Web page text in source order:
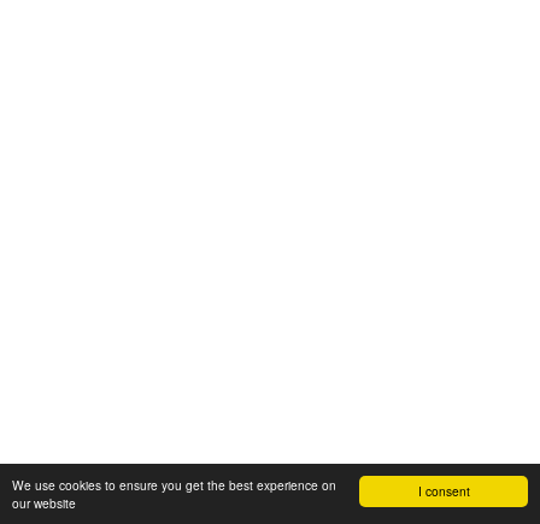
I consent
We use cookies to ensure you get the best experience on
our website